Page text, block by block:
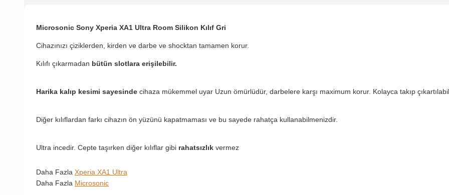
Microsonic Sony Xperia XA1 Ultra Room Silikon Kılıf Gri
Cihazınızı çiziklerden, kirden ve darbe ve shocktan tamamen korur.
Kılıfı çıkarmadan bütün slotlara erişilebilir.
Harika kalıp kesimi sayesinde cihaza mükemmel uyar Uzun ömürlüdür, darbelere karşı maximum korur. Kolayca takıp
Diğer kılıflardan farkı cihazın ön yüzünü kapatmaması ve bu sayede rahatça kullanabilmenizdir.
Ultra incedir. Cepte taşırken diğer kılıflar gibi rahatsızlık vermez
Daha Fazla Xperia XA1 Ultra
Daha Fazla Microsonic